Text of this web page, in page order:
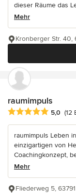
dieser Räume das
Mehr
Kronberger Str.
raumimpuls
Durchschnittliche
5,0 (12
raumimpuls Leben
einzigartigen von
Coachingkonzept,
Mehr
Fliederweg 5,